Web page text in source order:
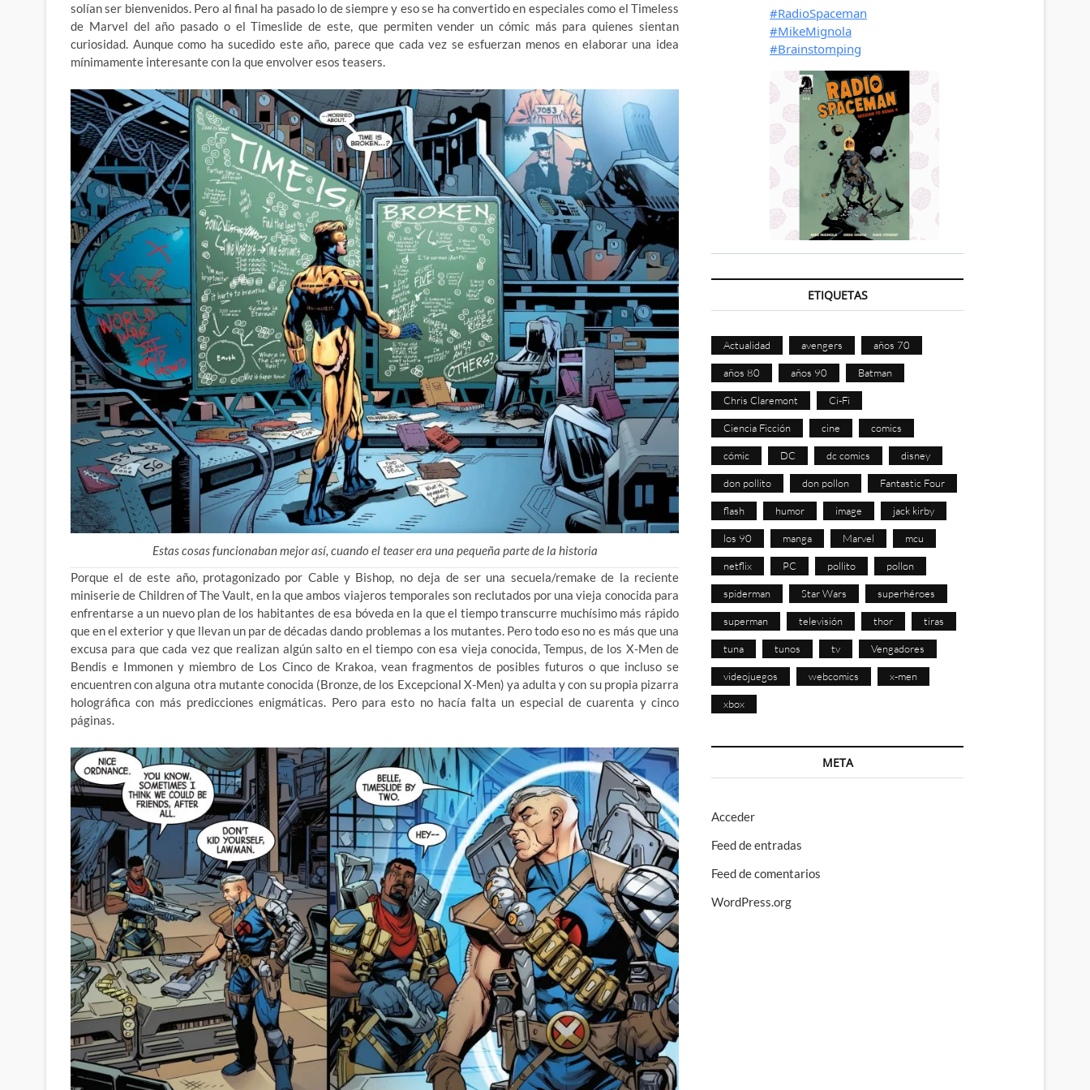
solían ser bienvenidos. Pero al final ha pasado lo de siempre y eso se ha convertido en especiales como el Timeless
de Marvel del año pasado o el Timeslide de este, que permiten vender un cómic más para quienes sientan
curiosidad. Aunque como ha sucedido este año, parece que cada vez se esfuerzan menos en elaborar una idea
mínimamente interesante con la que envolver esos teasers.
Estas cosas funcionaban mejor así, cuando el teaser era una pequeña parte de la historia
Porque el de este año, protagonizado por Cable y Bishop, no deja de ser una secuela/remake de la reciente
miniserie de Children of The Vault, en la que ambos viajeros temporales son reclutados por una vieja conocida para
enfrentarse a un nuevo plan de los habitantes de esa bóveda en la que el tiempo transcurre muchísimo más rápido
que en el exterior y que llevan un par de décadas dando problemas a los mutantes. Pero todo eso no es más que una
excusa para que cada vez que realizan algún salto en el tiempo con esa vieja conocida, Tempus, de los X-Men de
Bendis e Immonen y miembro de Los Cinco de Krakoa, vean fragmentos de posibles futuros o que incluso se
encuentren con alguna otra mutante conocida (Bronze, de los Excepcional X-Men) ya adulta y con su propia pizarra
holográfica con más predicciones enigmáticas. Pero para esto no hacía falta un especial de cuarenta y cinco
páginas.
ETIQUETAS
Actualidad avengers años 70
años 80 años 90 Batman
Chris Claremont Ci-Fi
Ciencia Ficción cine comics
cómic DC dc comics disney
don pollito don pollon Fantastic Four
flash humor image jack kirby
los 90 manga Marvel mcu
netflix PC pollito pollon
spiderman Star Wars superhéroes
superman televisión thor tiras
tuna tunos tv Vengadores
videojuegos webcomics x-men
xbox
META
Acceder
Feed de entradas
Feed de comentarios
WordPress.org